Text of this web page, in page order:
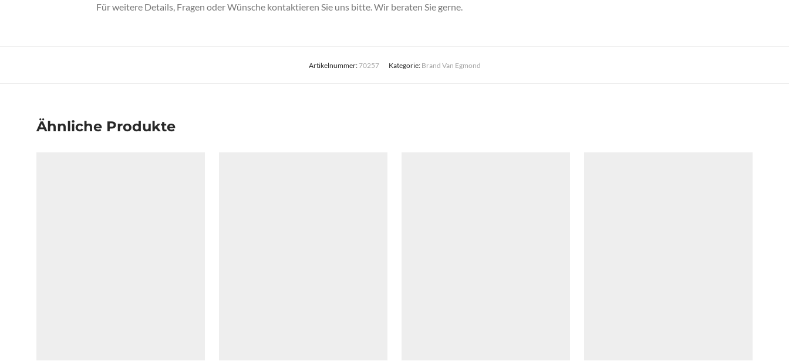
Für weitere Details, Fragen oder Wünsche kontaktieren Sie uns bitte. Wir beraten Sie gerne.
Artikelnummer:70257 Kategorie: Brand Van Egmond
Ähnliche Produkte